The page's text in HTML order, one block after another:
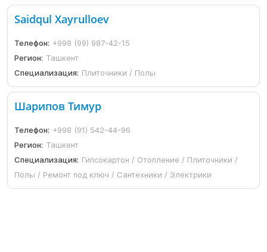
Saidqul Xayrulloev
Телефон: +998 (99) 987-42-15
Регион: Ташкент
Специализация: Плиточники / Полы
Шарипов Тимур
Телефон: +998 (91) 542-44-96
Регион: Ташкент
Специализация: Гипсокартон / Отопление / Плиточники /
Полы / Ремонт под ключ / Сантехники / Электрики